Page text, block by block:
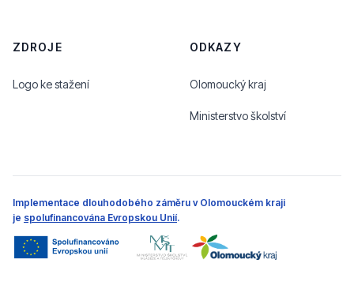
ZDROJE
Logo ke stažení
ODKAZY
Olomoucký kraj
Ministerstvo školství
Implementace dlouhodobého záměru v Olomouckém kraji
je spolufinancována Evropskou Unií.